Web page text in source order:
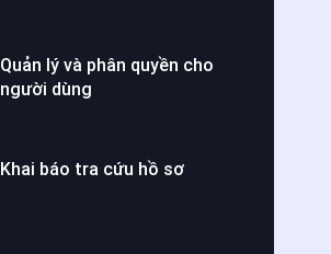
Quản lý và phân quyền cho
người dùng
Khai báo tra cứu hồ sơ